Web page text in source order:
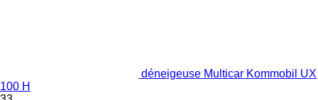
déneigeuse Multicar Kommobil UX
100 H